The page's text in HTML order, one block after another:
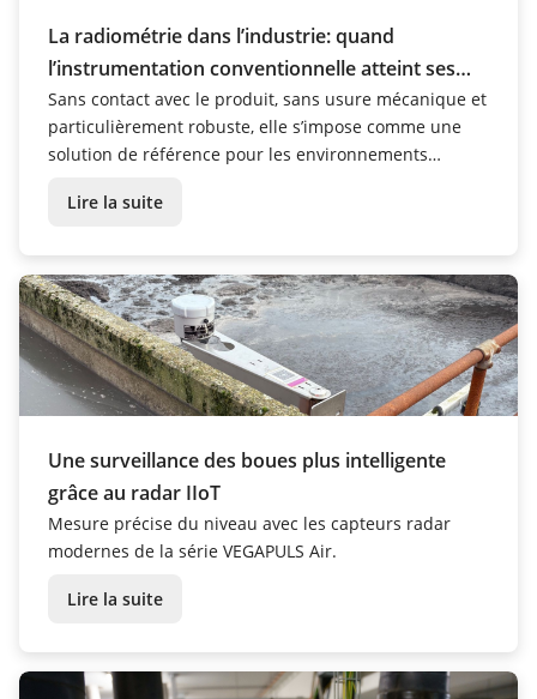
La radiométrie dans l’industrie: quand
l’instrumentation conventionnelle atteint ses
limites
Sans contact avec le produit, sans usure mécanique et
particulièrement robuste, elle s’impose comme une
solution de référence pour les environnements
Lire la suite
Une surveillance des boues plus intelligente
grâce au radar IIoT
Mesure précise du niveau avec les capteurs radar
modernes de la série VEGAPULS Air.
Lire la suite